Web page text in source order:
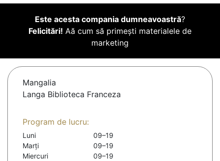
Este acesta compania dumneavoastră?
Felicitări! Aă cum să primești materialele de
marketing
Mangalia
Langa Biblioteca Franceza
Program de lucru:
Luni
09–19
Marți
09–19
Miercuri
09–19